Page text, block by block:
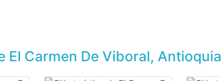
El Carmen De Viboral, Antioquia